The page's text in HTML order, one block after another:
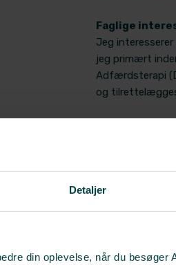
Detaljer
din oplevelse, når du besøger
Faglige
Jeg
jeg primært
Adfærdsterapi
og
I Aleris PP
tværfaglig